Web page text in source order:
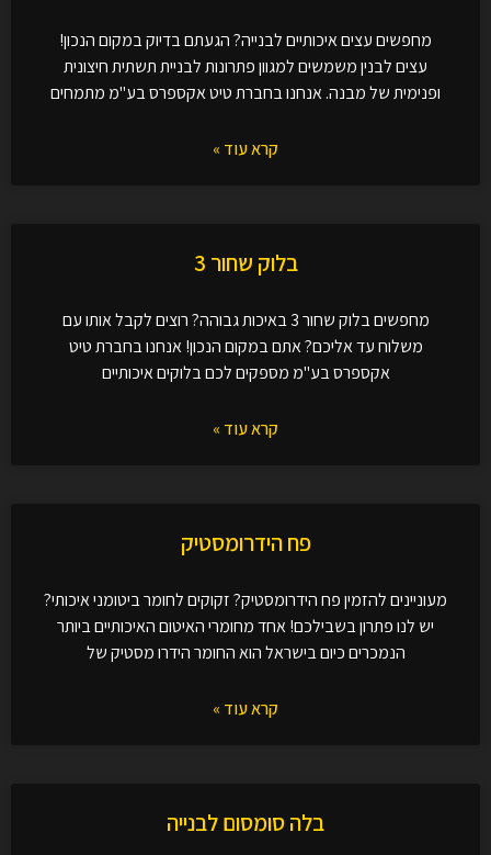
מחפשים עצים איכותיים לבנייה? הגעתם בדיוק במקום הנכון!
עצים לבנין משמשים למגוון פתרונות לבניית תשתית חיצונית
ופנימית של מבנה. אנחנו בחברת טיט אקספרס בע"מ מתמחים
קרא עוד »
בלוק שחור 3
מחפשים בלוק שחור 3 באיכות גבוהה? רוצים לקבל אותו עם
משלוח עד אליכם? אתם במקום הנכון! אנחנו בחברת טיט
אקספרס בע"מ מספקים לכם בלוקים איכותיים
קרא עוד »
פח הידרומסטיק
מעוניינים להזמין פח הידרומסטיק? זקוקים לחומר ביטומני איכותי?
יש לנו פתרון בשבילכם! אחד מחומרי האיטום האיכותיים ביותר
הנמכרים כיום בישראל הוא החומר הידרו מסטיק של
קרא עוד »
בלה סומסום לבנייה